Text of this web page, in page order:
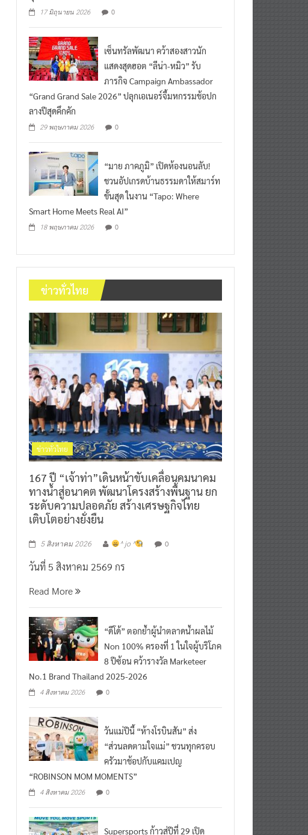
17 มิถุนายน 2026 0
เซ็นทรัลพัฒนา คว้าสองสาวนัก
แสดงสุดฮอต “ลีน่า-หมิว” รับ
ภารกิจ Campaign Ambassador
“Grand Grand Sale 2026” ปลุกเอเนอร์จี้มหกรรมช้อปก
ลางปีสุดคึกคัก
29 พฤษภาคม 2026 0
“มาย ภาคภูมิ” เปิดห้องนอนลับ!
ชวนอัปเกรดบ้านธรรมดาให้สมาร์ท
ขั้นสุด ในงาน “Tapo: Where
Smart Home Meets Real AI”
18 พฤษภาคม 2026 0
ข่าวทั่วไทย
ข่าวทั่วไทย
167 ปี “เจ้าท่า”เดินหน้าขับเคลื่อนคมนาคม
ทางน้ำสู่อนาคต พัฒนาโครงสร้างพื้นฐาน ยก
ระดับความปลอดภัย สร้างเศรษฐกิจไทย
เติบโตอย่างยั่งยืน
5 สิงหาคม 2026 ^ jo ^ 0
วันที่ 5 สิงหาคม 2569 กร
Read More
“ดีโด้” ตอกย้ำผู้นำตลาดน้ำผลไม้
Non 100% ครองที่ 1 ในใจผู้บริโภค
8 ปีซ้อน คว้ารางวัล Marketeer
No.1 Brand Thailand 2025-2026
4 สิงหาคม 2026 0
วันแม่ปีนี้ “ห้างโรบินสัน” ส่ง
“ส่วนลดตามใจแม่” ชวนทุกครอบ
ครัวมาช้อปกับแคมเปญ
“ROBINSON MOM MOMENTS”
4 สิงหาคม 2026 0
Supersports ก้าวสู่ปีที่ 29 เปิด